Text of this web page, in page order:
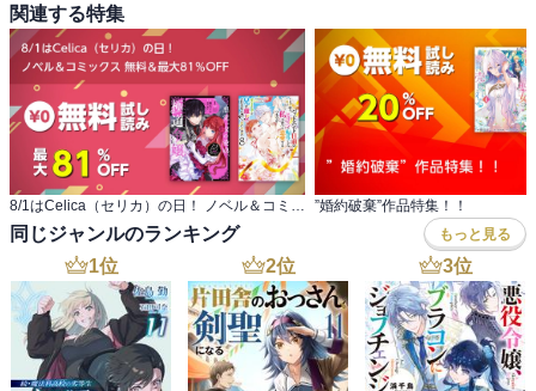
関連する特集
”婚約破棄”作品特集！！
同じジャンルのランキング もっと見る
1位 2位 3位